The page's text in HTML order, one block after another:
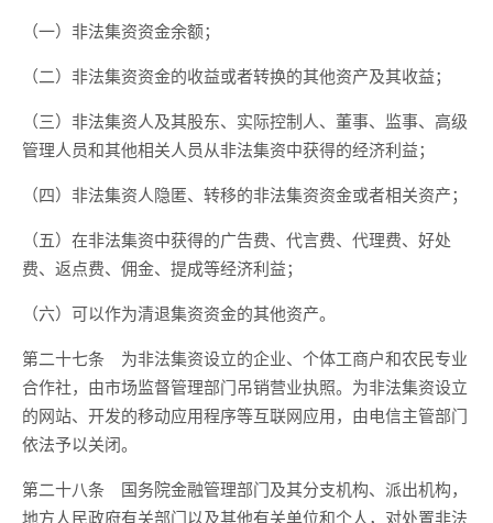
（一）非法集资资金余额；
（二）非法集资资金的收益或者转换的其他资产及其收益；
（三）非法集资人及其股东、实际控制人、董事、监事、高级
管理人员和其他相关人员从非法集资中获得的经济利益；
（四）非法集资人隐匿、转移的非法集资资金或者相关资产；
（五）在非法集资中获得的广告费、代言费、代理费、好处
费、返点费、佣金、提成等经济利益；
（六）可以作为清退集资资金的其他资产。
第二十七条 为非法集资设立的企业、个体工商户和农民专业
合作社，由市场监督管理部门吊销营业执照。为非法集资设立
的网站、开发的移动应用程序等互联网应用，由电信主管部门
依法予以关闭。
第二十八条 国务院金融管理部门及其分支机构、派出机构，
地方人民政府有关部门以及其他有关单位和个人，对处置非法